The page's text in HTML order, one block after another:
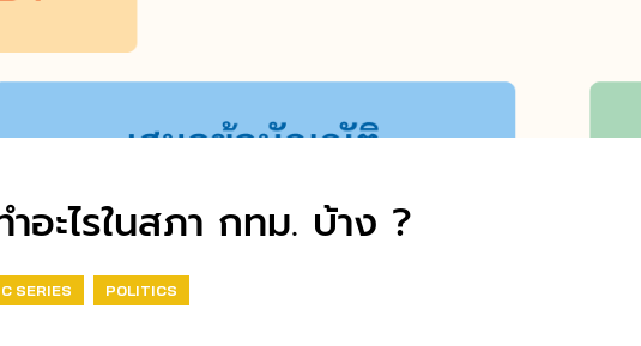
อะไรในสภา กทม. บ้าง ?
SERIES POLITICS